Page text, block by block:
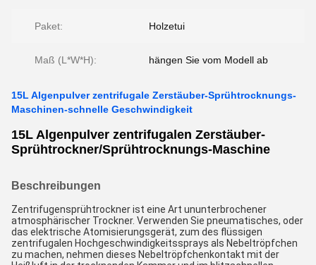
Paket: Holzetui
Maß (L*W*H): hängen Sie vom Modell ab
15L Algenpulver zentrifugale Zerstäuber-Sprühtrocknungs-
Maschinen-schnelle Geschwindigkeit
15L Algenpulver zentrifugalen Zerstäuber-
Sprühtrockner/Sprühtrocknungs-Maschine
Beschreibungen
Zentrifugensprühtrockner ist eine Art ununterbrochener
atmosphärischer Trockner. Verwenden Sie pneumatisches, oder
das elektrische Atomisierungsgerät, zum des flüssigen
zentrifugalen Hochgeschwindigkeitssprays als Nebeltröpfchen
zu machen, nehmen dieses Nebeltröpfchenkontakt mit der